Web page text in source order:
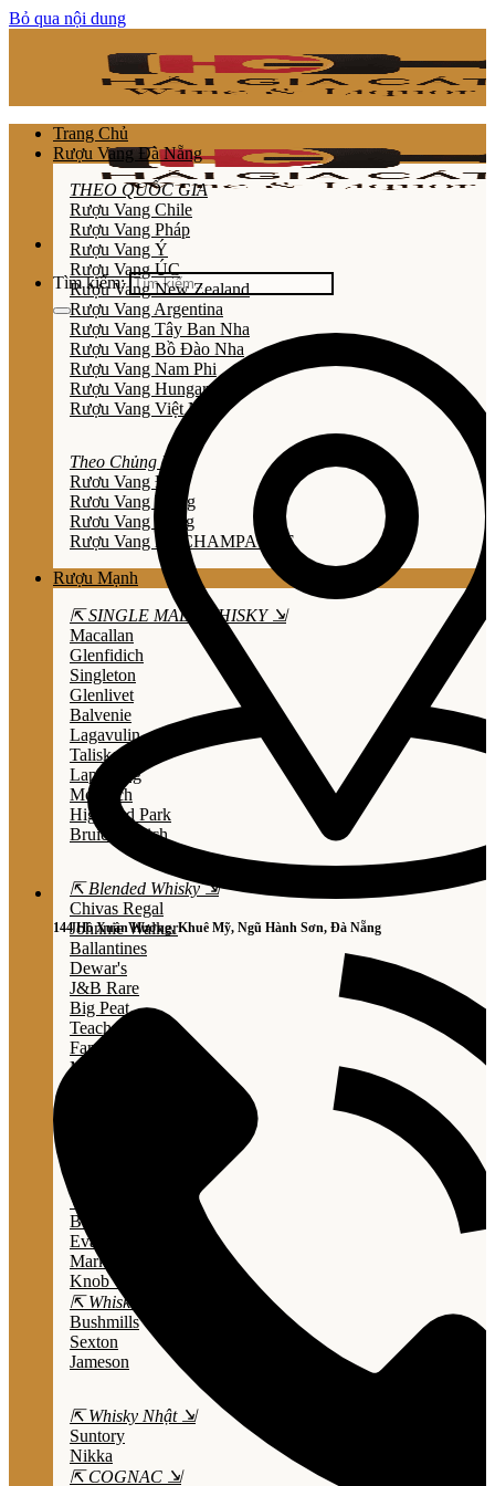
Bỏ qua nội dung
Tìm kiếm:
144 Hồ Xuân Hương, Khuê Mỹ, Ngũ Hành Sơn, Đà Nẵng
Trang Chủ
Rượu Vang Đà Nẵng
THEO QUỐC GIA
Rượu Vang Chile
Rượu Vang Pháp
Rượu Vang Ý
Rượu Vang ÚC
Rượu Vang New Zealand
Rượu Vang Argentina
Rượu Vang Tây Ban Nha
Rượu Vang Bồ Đào Nha
Rượu Vang Nam Phi
Rượu Vang Hungary
Rượu Vang Việt Nam
Theo Chủng Loại
Rươu Vang Đỏ
Rươu Vang Trắng
Rươu Vang Hồng
Rượu Vang Nổ/CHAMPAGNE
Rượu Mạnh
⇱ SINGLE MALT WHISKY ⇲
Macallan
Glenfidich
Singleton
Glenlivet
Balvenie
Lagavulin
Talisker
Laphroaig
Mortlach
Highland Park
Bruichladdich
⇱ Blended Whisky ⇲
Chivas Regal
Johnnie Walker
Ballantines
Dewar's
J&B Rare
Big Peat
Teacher's
Famous Grouse
Monkey Shouder
Wild Turkey
Bulleit Bourbon
Evan Williams
Marker's Mark
Knob Creek
⇱ Whiskey Ailen ⇲
Bushmills
Sexton
Jameson
⇱ Whisky Nhật ⇲
Suntory
Nikka
⇱ COGNAC ⇲